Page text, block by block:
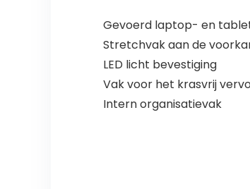
Gevoerd laptop- en
Stretchvak aan de
LED licht bevestiging
Vak voor het krasvrij
Intern organisatievak